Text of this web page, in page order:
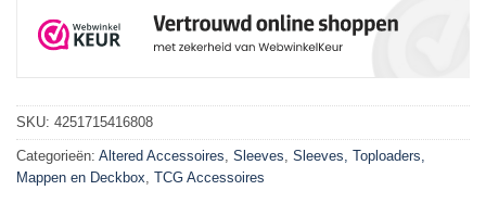
SKU: 4251715416808
Categorieën: Altered Accessoires, Sleeves, Sleeves, Toploaders,
Mappen en Deckbox, TCG Accessoires